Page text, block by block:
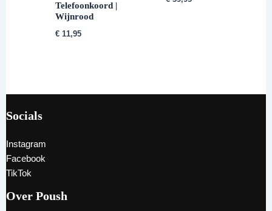
Telefoonkoord |
Wijnrood
€ 11,95
Socials
Instagram
Facebook
TikTok
Over Poush